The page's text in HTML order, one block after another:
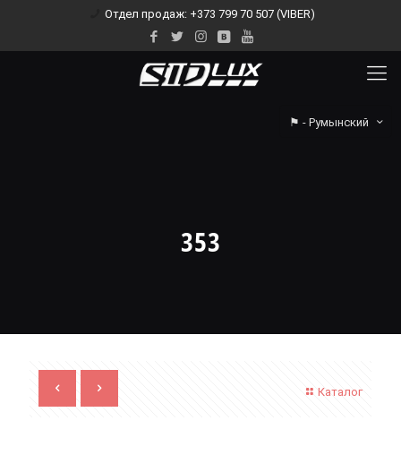
Отдел продаж: +373 799 70 507 (VIBER)
⚑ - Румынский
353
Каталог